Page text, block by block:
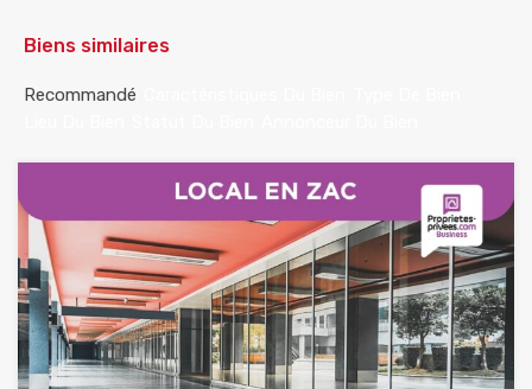
Biens similaires
Recommandé